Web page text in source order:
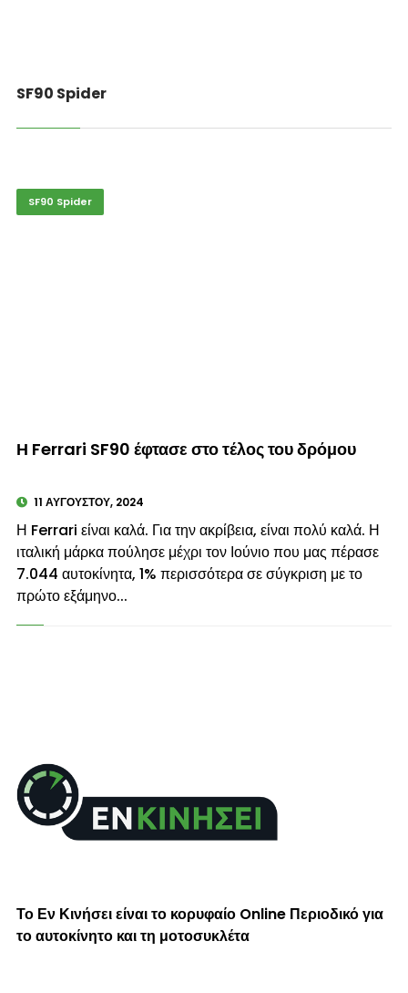
SF90 Spider
SF90 Spider
© enkinisi.gr
Η Ferrari SF90 έφτασε στο τέλος του δρόμου
11 ΑΥΓΟΎΣΤΟΥ, 2024
Η Ferrari είναι καλά. Για την ακρίβεια, είναι πολύ καλά. Η
ιταλική μάρκα πούλησε μέχρι τον Ιούνιο που μας πέρασε
7.044 αυτοκίνητα, 1% περισσότερα σε σύγκριση με το
πρώτο εξάμηνο...
Το Εν Κινήσει είναι το κορυφαίο Online Περιοδικό για
το αυτοκίνητο και τη μοτοσυκλέτα